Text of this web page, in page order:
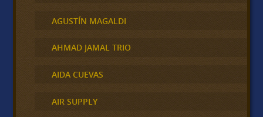
AGUSTÍN MAGALDI
AHMAD JAMAL TRIO
AIDA CUEVAS
AIR SUPPLY